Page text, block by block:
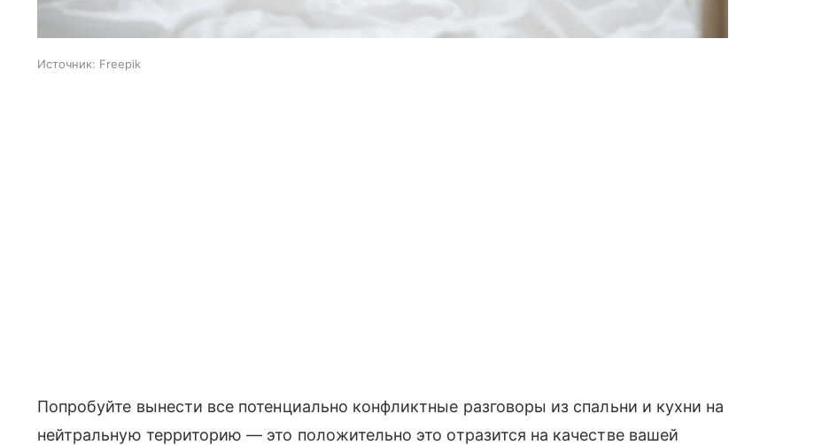
Источник: Freepik
Попробуйте вынести все потенциально конфликтные разговоры из спальни и кухни на
нейтральную территорию ― это положительно это отразится на качестве вашей